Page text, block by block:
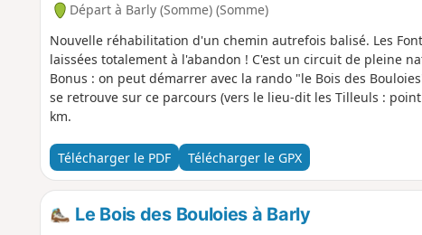
Départ à Barly (Somme) (Somme)
Nouvelle réhabilitation d'un chemin autrefois balisé. Les
laissées totalement à l'abandon ! C'est un circuit de pleine
Bonus : on peut démarrer avec la rando "le Bois des
se retrouve sur ce parcours (vers le lieu-dit les Tilleuls :
km.
Télécharger le PDF Télécharger le GPX
Le Bois des Bouloies à Barly